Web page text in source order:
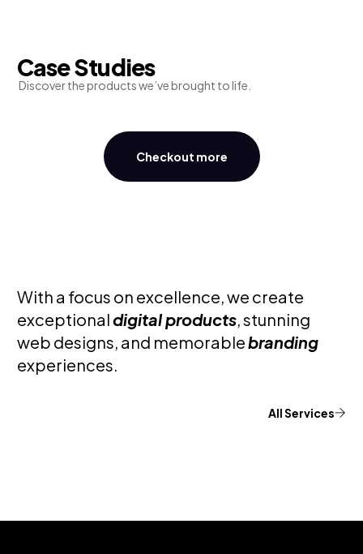
Case Studies
Discover the products we’ve brought to life.
Checkout more
With a focus on excellence, we create
exceptionaldigital products, stunning
web designs, and memorablebranding
experiences.
All Services